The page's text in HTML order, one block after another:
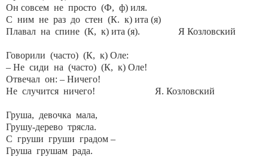
Он совсем не просто (Ф, ф) иля.
С ним не раз до стен (К. к) ита (я)
Плавал на спине (К, к) ита (я). Я Козловский
Говорили (часто) (К, к) Оле:
– Не сиди на (часто) (К, к) Оле!
Отвечал он: – Ничего!
Не случится ничего! Я. Козловский
Груша, девочка мала,
Грушу-дерево трясла.
С груши груши градом –
Груша грушам рада.